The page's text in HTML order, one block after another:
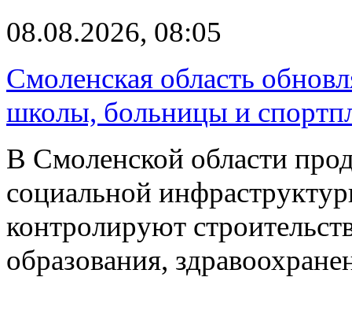
08.08.2026, 08:05
Смоленская область
школы, больницы и
В Смоленской области
социальной
контролируют
образования,